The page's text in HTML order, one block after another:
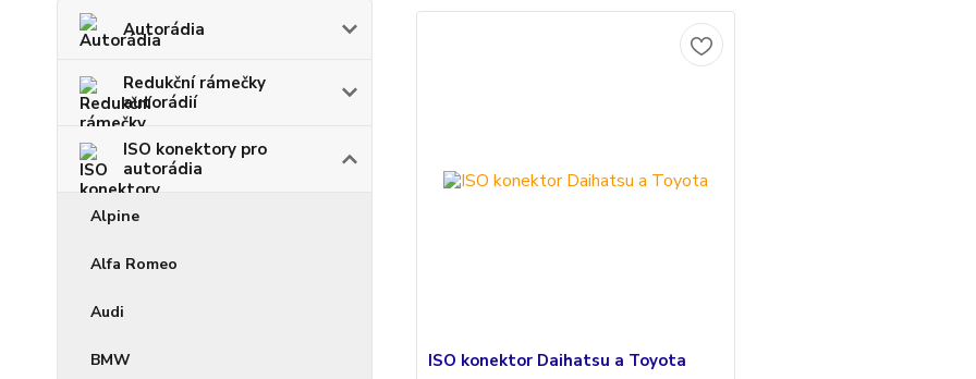
Autorádia
Redukční rámečky
autorádií
ISO konektory pro
autorádia
Alpine
Alfa Romeo
Audi
BMW ISO konektor Daihatsu a Toyota